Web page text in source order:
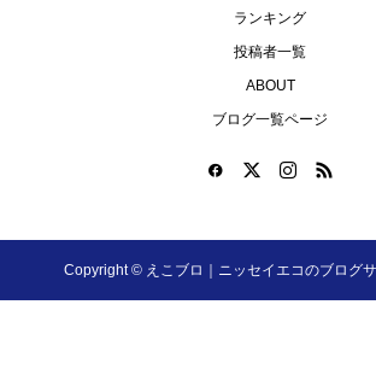
ランキング
投稿者一覧
ABOUT
ブログ一覧ページ
Copyright © えこブロ｜ニッセイエコのブログ